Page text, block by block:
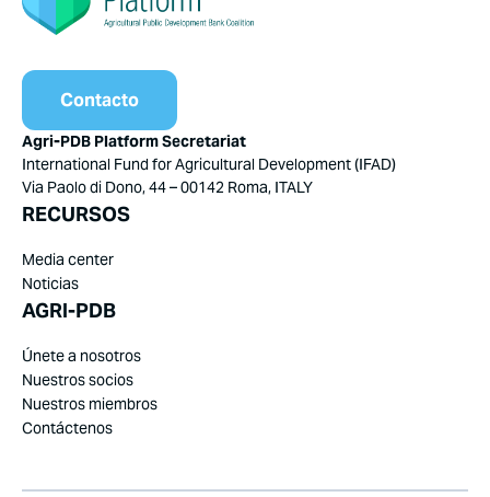
Contacto
Agri-PDB Platform Secretariat
International Fund for Agricultural Development (IFAD)
Via Paolo di Dono, 44 – 00142 Roma, ITALY
RECURSOS
Media center
Noticias
AGRI-PDB
Únete a nosotros
Nuestros socios
Nuestros miembros
Contáctenos